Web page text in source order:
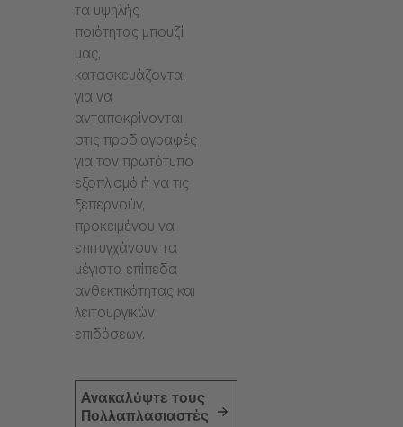
τα υψηλής
ποιότητας μπουζί
μας,
κατασκευάζονται
για να
ανταποκρίνονται
στις προδιαγραφές
για τον πρωτότυπο
εξοπλισμό ή να τις
ξεπερνούν,
προκειμένου να
επιτυγχάνουν τα
μέγιστα επίπεδα
ανθεκτικότητας και
λειτουργικών
επιδόσεων.
Ανακαλύψτε τους
Πολλαπλασιαστές